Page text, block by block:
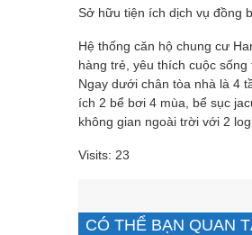
Sở hữu tiện ích dịch vụ đồng
Hệ thống căn hộ chung cư
hàng trẻ, yêu thích cuộc
Ngay dưới chân tòa nhà là 4
ích 2 bể bơi 4 mùa, bể sục
không gian ngoài trời với 2
Visits: 23
CÓ THỂ BẠN QUAN